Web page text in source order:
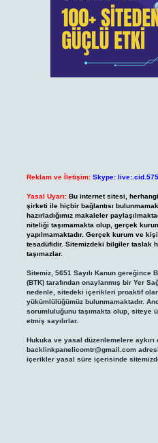
Reklam ve İletişim: Skype:
Yasal Uyarı: Bu internet sitesi,
şirketi ile hiçbir bağlantısı
hazırladığımız makaleler
niteliği taşımamakta olup, gerçek
yapılmamaktadır. Gerçek kurum ve
tesadüfidir. Sitemizdeki bilgiler taslak
taşımazlar.
Sitemiz, 5651 Sayılı Kanun
(BTK) tarafından onaylanmış bir Yer
nedenle, sitedeki içerikleri proaktif
yükümlülüğümüz bulunmamaktadır.
sorumluluğunu taşımakta olup, siteye
etmiş sayılırlar.
Hukuka ve yasal düzenlemelere
backlinkpanelicomtr@gmail.com
içerikler yasal süre içerisinde